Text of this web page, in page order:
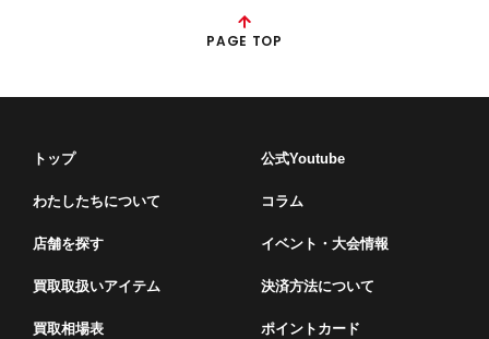
PAGE TOP
トップ
わたしたちについて
店舗を探す
買取取扱いアイテム
買取相場表
公式Youtube
コラム
イベント・⼤会情報
決済方法について
ポイントカード